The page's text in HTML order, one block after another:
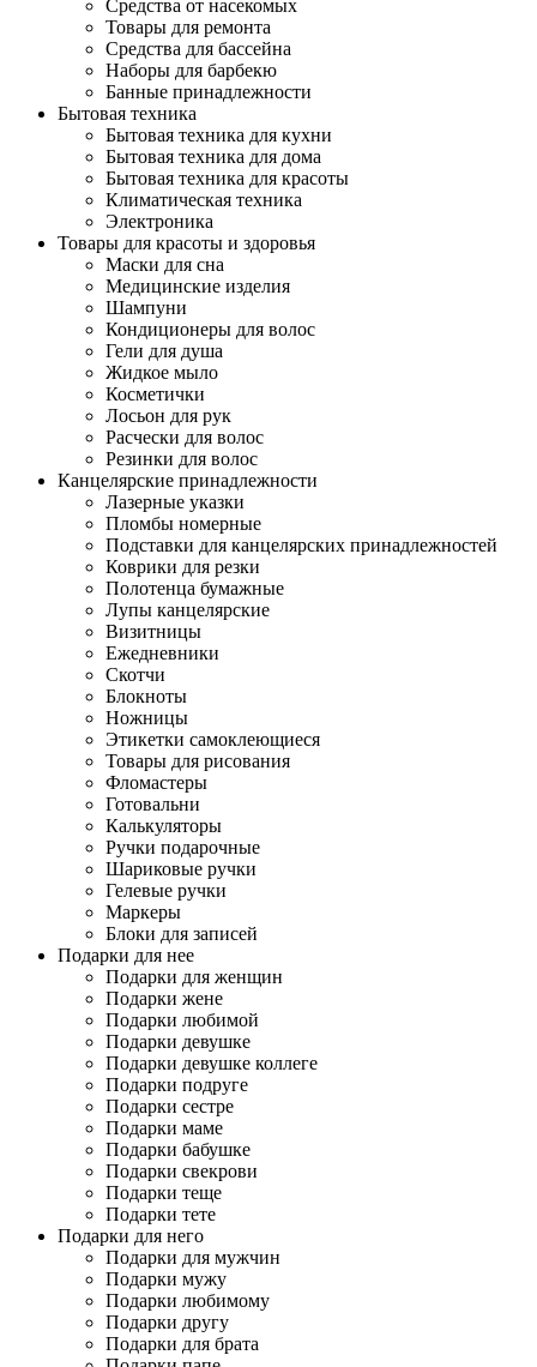
Средства от насекомых
Товары для ремонта
Средства для бассейна
Наборы для барбекю
Банные принадлежности
Бытовая техника
Бытовая техника для кухни
Бытовая техника для дома
Бытовая техника для красоты
Климатическая техника
Электроника
Товары для красоты и здоровья
Маски для сна
Медицинские изделия
Шампуни
Кондиционеры для волос
Гели для душа
Жидкое мыло
Косметички
Лосьон для рук
Расчески для волос
Резинки для волос
Канцелярские принадлежности
Лазерные указки
Пломбы номерные
Подставки для канцелярских принадлежностей
Коврики для резки
Полотенца бумажные
Лупы канцелярские
Визитницы
Ежедневники
Скотчи
Блокноты
Ножницы
Этикетки самоклеющиеся
Товары для рисования
Фломастеры
Готовальни
Калькуляторы
Ручки подарочные
Шариковые ручки
Гелевые ручки
Маркеры
Блоки для записей
Подарки для нее
Подарки для женщин
Подарки жене
Подарки любимой
Подарки девушке
Подарки девушке коллеге
Подарки подруге
Подарки сестре
Подарки маме
Подарки бабушке
Подарки свекрови
Подарки теще
Подарки тете
Подарки для него
Подарки для мужчин
Подарки мужу
Подарки любимому
Подарки другу
Подарки для брата